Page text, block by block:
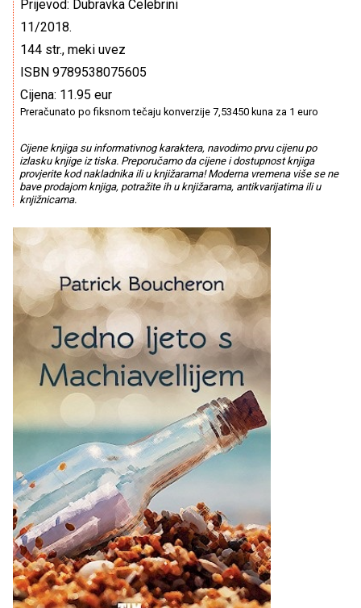
Prijevod: Dubravka Celebrini
11/2018.
144 str., meki uvez
ISBN 9789538075605
Cijena: 11.95 eur
Preračunato po fiksnom tečaju konverzije 7,53450 kuna za 1 euro
Cijene knjiga su informativnog karaktera, navodimo prvu cijenu po
izlasku knjige iz tiska. Preporučamo da cijene i dostupnost knjiga
provjerite kod nakladnika ili u knjižarama! Moderna vremena više se ne
bave prodajom knjiga, potražite ih u knjižarama, antikvarijatima ili u
knjižnicama.